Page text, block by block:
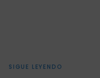
SIGUE LEYENDO